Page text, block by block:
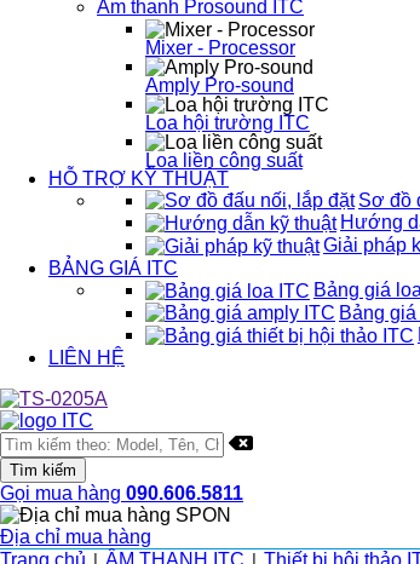
Âm thanh Prosound ITC
Mixer - Processor
Amply Pro-sound
Loa hội trường ITC
Loa liền công suất
HỖ TRỢ KỸ THUẬT
Sơ đồ
Hướng
Giải pháp
BẢNG GIÁ ITC
Bảng giá
Bảng
LIÊN HỆ
Gọi mua hàng 090.606.5811
Địa chỉ mua hàng
Trang chủ
ÂM THANH ITC Thiết bị hội thảo